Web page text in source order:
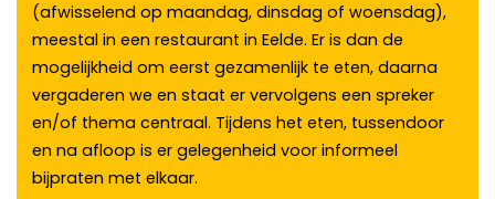
(afwisselend op maandag, dinsdag of woensdag),
meestal in een restaurant in Eelde. Er is dan de
mogelijkheid om eerst gezamenlijk te eten, daarna
vergaderen we en staat er vervolgens een spreker
en/of thema centraal. Tijdens het eten, tussendoor
en na afloop is er gelegenheid voor informeel
bijpraten met elkaar.